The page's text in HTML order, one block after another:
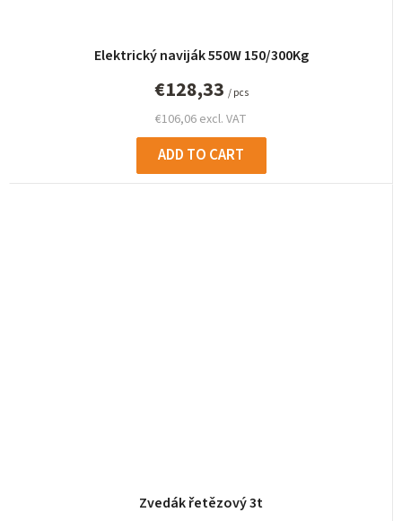
Elektrický naviják 550W 150/300Kg
€106,06 excl. VAT
€128,33 / pcs
ADD TO CART
Zvedák řetězový 3t